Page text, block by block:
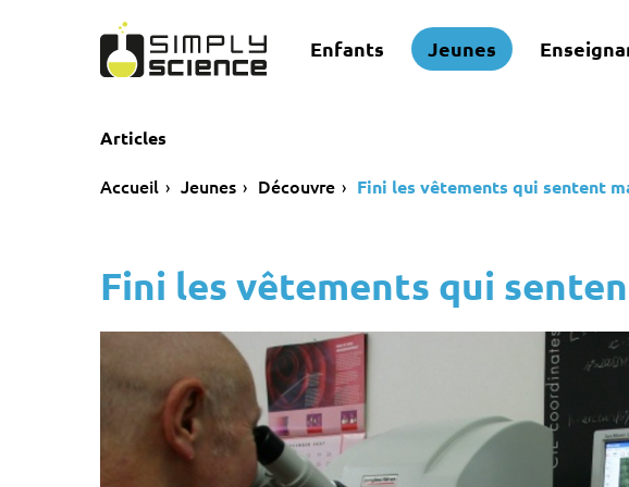
Enfants Jeunes
Articles
Accueil Jeunes Découvre Fini les vêtements qui sentent
Fini les vêtements qui